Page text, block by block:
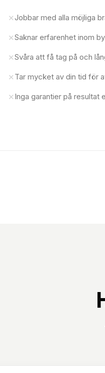
✕Jobbar med alla möjliga
✕Saknar erfarenhet inom
✕Svåra att få tag på och
✕ Tar mycket av din tid för
✕ Inga garantier på resultat